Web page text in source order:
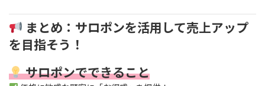
まとめ：サロポンを活用して売上アップ
を目指そう！
サロポンでできること